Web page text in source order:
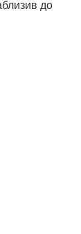
до